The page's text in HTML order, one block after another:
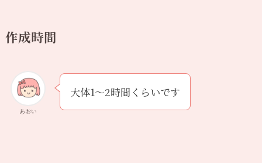
作成時間
あおい
大体1〜2時間くらいです